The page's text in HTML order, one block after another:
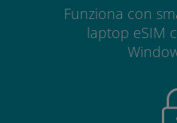
Funziona con
laptop eSIM